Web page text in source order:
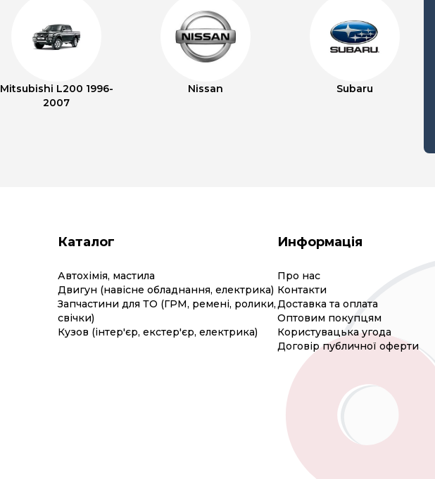
Mitsubishi L200 1996-
2007
Nissan Subaru
Каталог
Автохімія, мастила
Двигун (навісне обладнання, електрика)
Запчастини для ТО (ГРМ, ремені, ролики,
свічки)
Кузов (інтер'єр, екстер'єр, електрика)
Информація
Про нас
Контакти
Доставка та оплата
Оптовим покупцям
Користувацька угода
Договір публичної оферти